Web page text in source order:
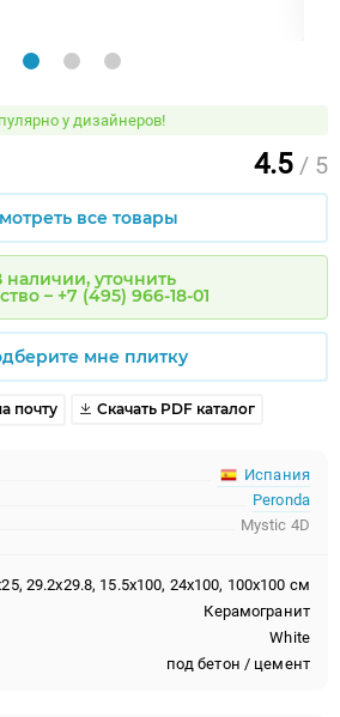
у дизайнеров!
4.5 / 5
все товары
наличии, уточнить
– +7 (495) 966-18-01
мне плитку
почту Скачать PDF каталог
Испания
Peronda
Mystic 4D
29.2x29.8, 15.5x100, 24x100, 100x100 см
Керамогранит
White
под бетон / цемент